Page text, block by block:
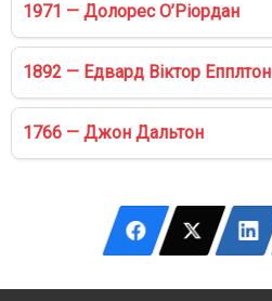
1971 — Долорес О’Ріордан
1892 — Едвард Віктор Епплтон
1766 — Джон Дальтон